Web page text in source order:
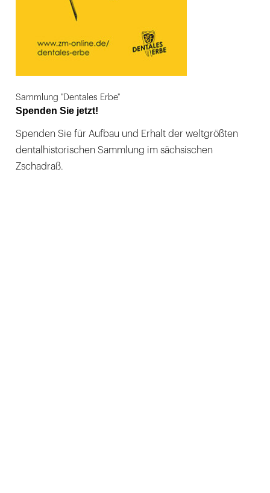
Sammlung "Dentales Erbe"
Spenden Sie jetzt!
Spenden Sie für Aufbau und Erhalt der weltgrößten
dentalhistorischen Sammlung im sächsischen
Zschadraß.